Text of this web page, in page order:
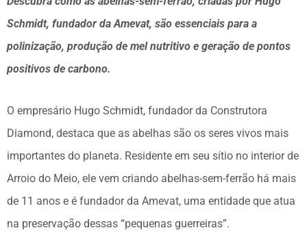
Schmidt, fundador da Amevat, são essenciais para a
polinização, produção de mel nutritivo e geração de pontos
positivos de carbono.
O empresário Hugo Schmidt, fundador da Construtora
Diamond, destaca que as abelhas são os seres vivos mais
importantes do planeta. Residente em seu sítio no interior de
Arroio do Meio, ele vem criando abelhas-sem-ferrão há mais
de 11 anos e é fundador da Amevat, uma entidade que atua
na preservação dessas “pequenas guerreiras”.